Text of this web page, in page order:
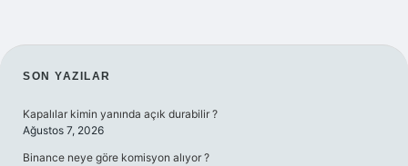
SIDEBAR
SON YAZILAR
Kapalılar kimin yanında açık durabilir ?
Ağustos 7, 2026
Binance neye göre komisyon alıyor ?